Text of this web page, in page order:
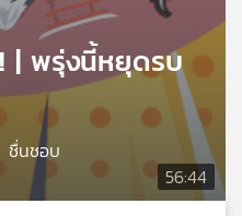
56:44
| พรุ่งนี้หยุดรบ
ชื่นชอบ